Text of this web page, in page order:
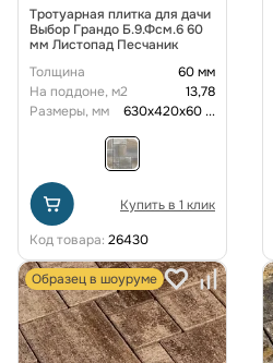
Тротуарная плитка для дачи
Выбор Грандо Б.9.Фсм.6 60
мм Листопад Песчаник
Толщина
60 мм
На поддоне, м2
13,78
Размеры, мм
630х420х60...
Купить в 1 клик
Код товара: 26430
Образец в шоуруме